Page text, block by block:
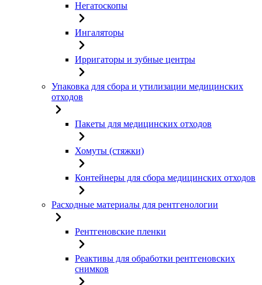
Негатоскопы
Ингаляторы
Ирригаторы и зубные центры
Упаковка для сбора и утилизации медицинских
отходов
Пакеты для медицинских отходов
Хомуты (стяжки)
Контейнеры для сбора медицинских отходов
Расходные материалы для рентгенологии
Рентгеновские пленки
Реактивы для обработки рентгеновских
снимков